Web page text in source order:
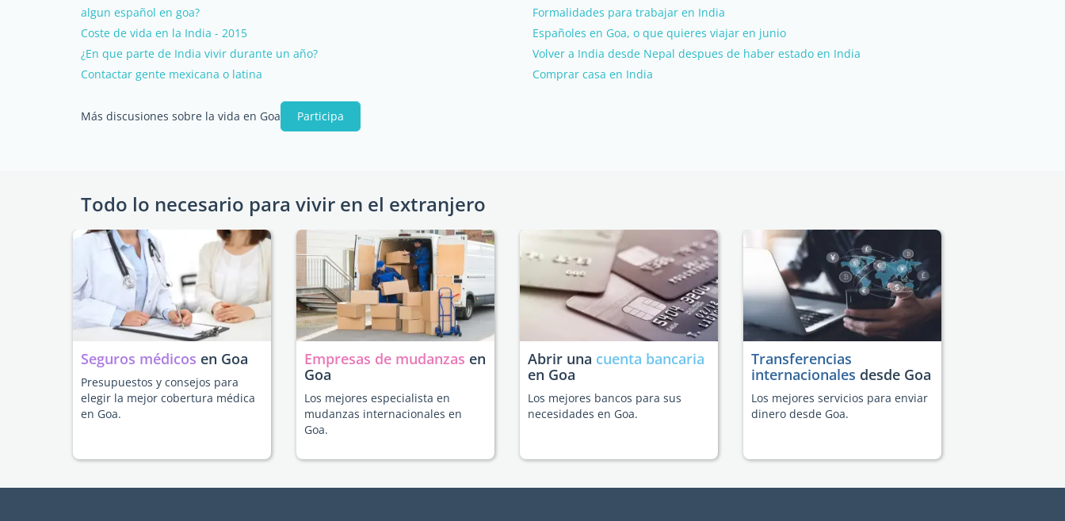
algun español en goa?
Formalidades para trabajar en India
Coste de vida en la India - 2015
Españoles en Goa, o que quieres viajar en junio
¿En que parte de India vivir durante un año?
Volver a India desde Nepal despues de haber estado en India
Contactar gente mexicana o latina
Comprar casa en India
Más discusiones sobre la vida en Goa Participa
Todo lo necesario para vivir en el extranjero
Seguros médicos en Goa
Presupuestos y consejos para
elegir la mejor cobertura médica
en Goa.
Empresas de mudanzas en
Goa
Los mejores especialista en
mudanzas internacionales en
Goa.
Abrir una cuenta bancaria
en Goa
Los mejores bancos para sus
necesidades en Goa.
Transferencias
internacionales desde Goa
Los mejores servicios para enviar
dinero desde Goa.